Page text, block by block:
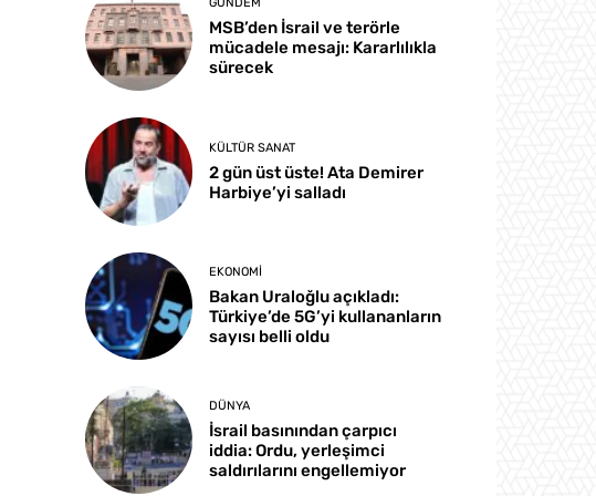
GÜNDEM
MSB’den İsrail ve terörle
mücadele mesajı: Kararlılıkla
sürecek
KÜLTÜR SANAT
2 gün üst üste! Ata Demirer
Harbiye’yi salladı
EKONOMI
Bakan Uraloğlu açıkladı:
Türkiye’de 5G’yi kullananların
sayısı belli oldu
DÜNYA
İsrail basınından çarpıcı
iddia: Ordu, yerleşimci
saldırılarını engellemiyor